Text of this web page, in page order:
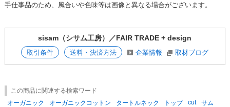
手仕事品のため、風合いや色味等は画像と異なる場合がございます。
sisam（シサム工房）／FAIR TRADE + design
取引条件 送料・決済方法 企業情報 取材ブログ
この商品に関連する検索ワード
オーガニック
オーガニックコットン タートルネック トップ cut サム